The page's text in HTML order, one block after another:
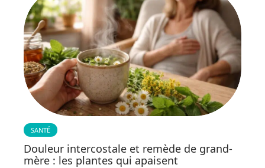
SANTÉ
Douleur intercostale et remède de grand-
mère : les plantes qui apaisent